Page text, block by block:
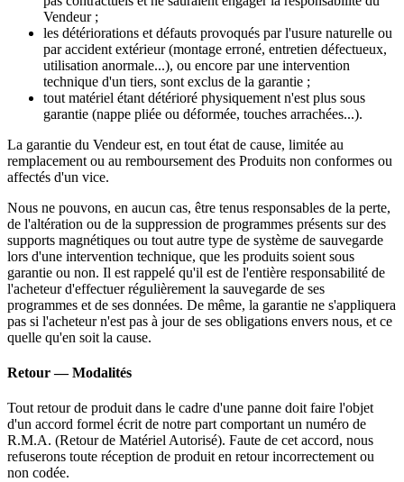
Vendeur ;
les détériorations et défauts provoqués par l'usure naturelle ou
par accident extérieur (montage erroné, entretien défectueux,
utilisation anormale...), ou encore par une intervention
technique d'un tiers, sont exclus de la garantie ;
tout matériel étant détérioré physiquement n'est plus sous
garantie (nappe pliée ou déformée, touches arrachées...).
La garantie du Vendeur est, en tout état de cause, limitée au
remplacement ou au remboursement des Produits non conformes ou
affectés d'un vice.
Nous ne pouvons, en aucun cas, être tenus responsables de la perte,
de l'altération ou de la suppression de programmes présents sur des
supports magnétiques ou tout autre type de système de sauvegarde
lors d'une intervention technique, que les produits soient sous
garantie ou non. Il est rappelé qu'il est de l'entière responsabilité de
l'acheteur d'effectuer régulièrement la sauvegarde de ses
programmes et de ses données. De même, la garantie ne s'appliquera
pas si l'acheteur n'est pas à jour de ses obligations envers nous, et ce
quelle qu'en soit la cause.
Retour — Modalités
Tout retour de produit dans le cadre d'une panne doit faire l'objet
d'un accord formel écrit de notre part comportant un numéro de
R.M.A. (Retour de Matériel Autorisé). Faute de cet accord, nous
refuserons toute réception de produit en retour incorrectement ou
non codée.